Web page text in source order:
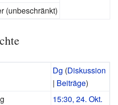
(unbeschränkt)
Dg (Diskussion
| Beiträge)
15:30, 24. Okt.